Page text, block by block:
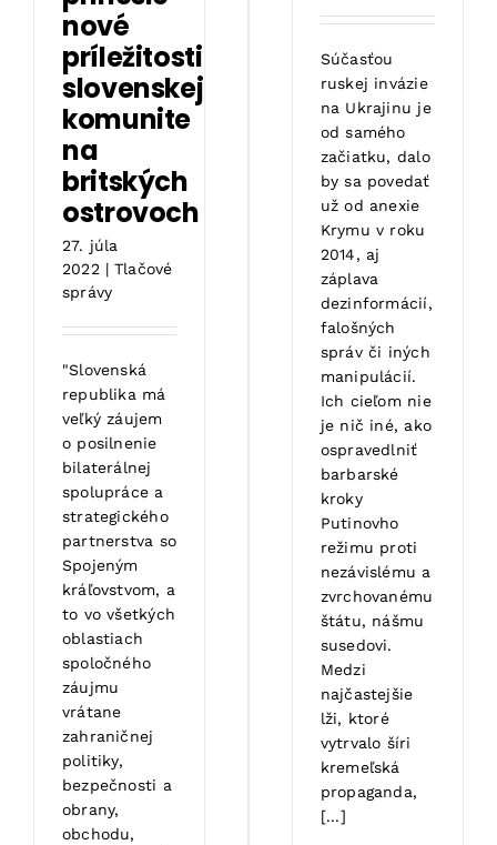
nové
príležitosti
slovenskej
komunite
na
britských
ostrovoch
27. júla
2022 | Tlačové
správy
"Slovenská
republika má
veľký záujem
o posilnenie
bilaterálnej
spolupráce a
strategického
partnerstva so
Spojeným
kráľovstvom, a
to vo všetkých
oblastiach
spoločného
záujmu
vrátane
zahraničnej
politiky,
bezpečnosti a
obrany,
obchodu,
Súčasťou
ruskej invázie
na Ukrajinu je
od samého
začiatku, dalo
by sa povedať
už od anexie
Krymu v roku
2014, aj
záplava
dezinformácií,
falošných
správ či iných
manipulácií.
Ich cieľom nie
je nič iné, ako
ospravedlniť
barbarské
kroky
Putinovho
režimu proti
nezávislému a
zvrchovanému
štátu, nášmu
susedovi.
Medzi
najčastejšie
lži, ktoré
vytrvalo šíri
kremeľská
propaganda,
[...]